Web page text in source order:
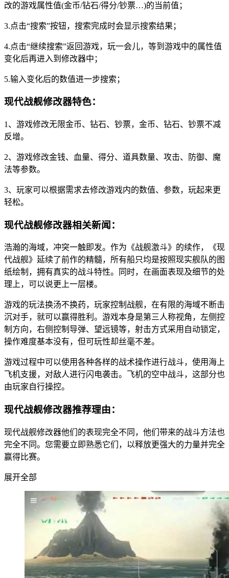
改的游戏属性值(金币/钻石/得分/钞票…)的当前值；
3.点击“搜索”按钮，搜索完成时会显示搜索结果；
4.点击“继续搜索”返回游戏，玩一会儿，等到游戏中的属性值
变化后再进入到修改器中；
5.输入变化后的数值进一步搜索；
现代战舰修改器特色：
1、游戏修改无限金币、钻石、钞票，金币、钻石、钞票不减
反增。
2、游戏修改金钱、血量、得分、道具数量、攻击、防御、魔
法等参数。
3、玩家可以根据需求去修改游戏内的数值、参数，玩起来更
轻松。
现代战舰修改器相关新闻：
浩瀚的海域，冲突一触即发。作为《战舰激斗》的续作，《现
代战舰》延续了前作的精髓，所有船只均是按照现实舰队的图
纸绘制，拥有真实的战斗特性。同时，在画面表现及细节的处
理上，可以说更上一层楼。
游戏的玩法换汤不换药，玩家控制战舰，在有限的海域不断击
沉对手，就可以赢得胜利。游戏本身是第三人称视角，左侧控
制方向，右侧控制导弹、望远镜等，射击方式采用自动锁定，
操作难度基本没有，但可玩性却丝毫不差。
游戏过程中可以使用各种各样的战术操作进行战斗，使用海上
飞机支援，对敌人进行闪电袭击。飞机的空中战斗，这部分也
由玩家自行操控。
现代战舰修改器推荐理由：
现代战舰修改器他们的表现完全不同，他们带来的战斗方法也
完全不同。您需要立即熟悉它们，以释放更强大的力量并完全
赢得比赛。
展开全部